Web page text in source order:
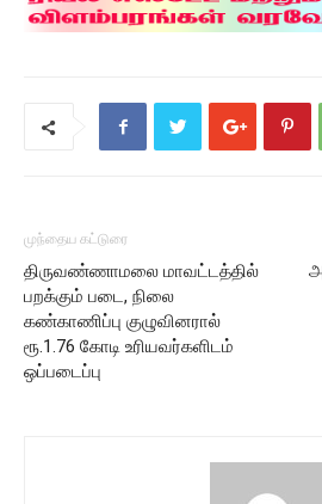
முந்தைய கட்டுரை
திருவண்ணாமலை மாவட்டத்தில்
பறக்கும் படை, நிலை
கண்காணிப்பு குழுவினரால்
ரூ.1.76 கோடி உரியவர்களிடம்
ஒப்படைப்பு